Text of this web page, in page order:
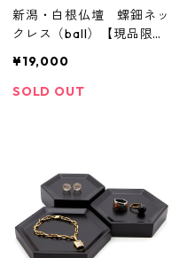
新潟・白根仏壇 螺鈿ネッ
クレス（ball）【現品限
¥19,000
SOLD OUT